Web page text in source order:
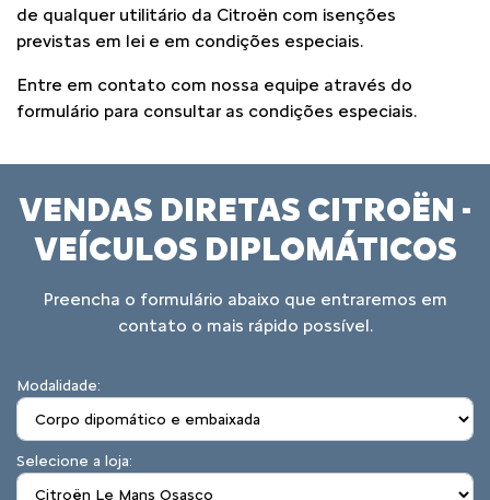
de qualquer utilitário da Citroën com isenções
previstas em lei e em condições especiais.
Entre em contato com nossa equipe através do
formulário para consultar as condições especiais.
VENDAS DIRETAS CITROËN -
VEÍCULOS DIPLOMÁTICOS
Preencha o formulário abaixo que entraremos em
contato o mais rápido possível.
Modalidade:
Selecione a loja: